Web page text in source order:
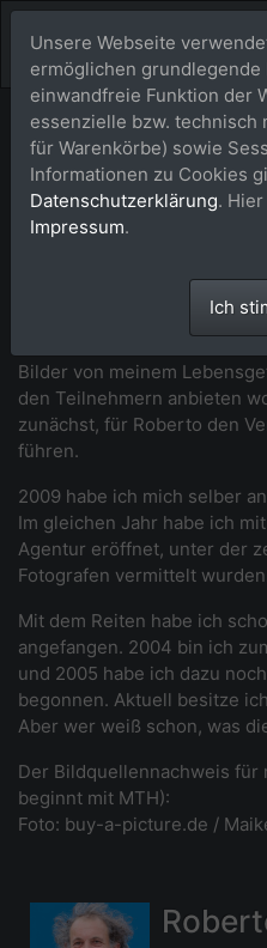
Unser
Inhaberin
Bilder von meinem
den Teilnehmern anbieten
zunächst, für Roberto den
führen.
2009 habe ich mich selber
Im gleichen Jahr habe ich
Agentur eröffnet, unter der
Fotografen vermittelt
Mit dem Reiten habe ich
angefangen. 2004 bin ich
und 2005 habe ich dazu
begonnen. Aktuell besitze
Aber wer weiß schon, was
Der Bildquellennachweis für
beginnt mit MTH):
Foto: buy-a-picture.de /
Unsere Webseite
ermöglichen
einwandfreie Funktion der
essenzielle bzw. technisch
für Warenkörbe) sowie
Informationen zu Cookies
Datenschutzerklärung.
Impressum.
Ich